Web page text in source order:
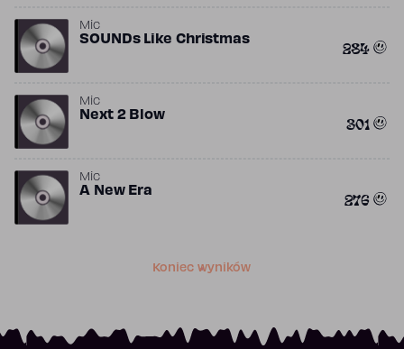
Mic
SOUNDs Like Christmas 284
Mic
Next 2 Blow 301
Mic
A New Era 276
Koniec wyników